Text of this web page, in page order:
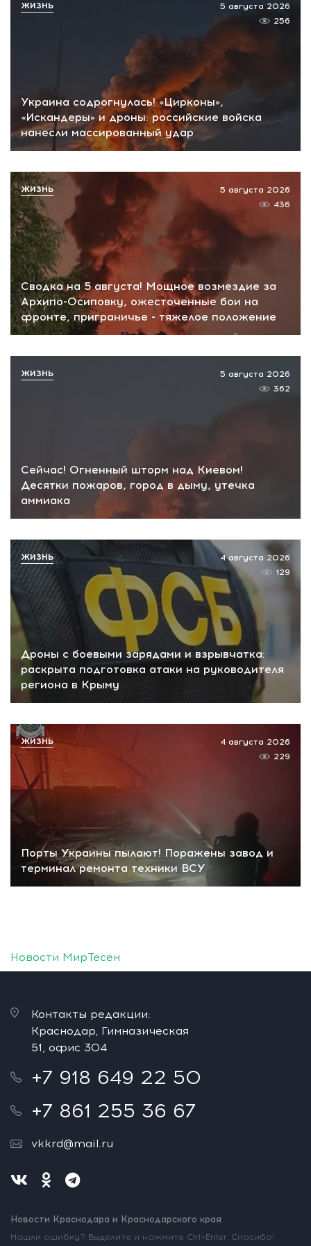
Украина содрогнулась! «Цирконы»,
«Искандеры» и дроны: российские войска
нанесли массированный удар
5 августа 2026
256
ЖИЗНЬ
Сводка на 5 августа! Мощное возмездие за
Архипо-Осиповку, ожесточенные бои на
фронте, приграничье - тяжелое положение
5 августа 2026
436
ЖИЗНЬ
Сейчас! Огненный шторм над Киевом!
Десятки пожаров, город в дыму, утечка
аммиака
5 августа 2026
362
ЖИЗНЬ
Дроны с боевыми зарядами и взрывчатка:
раскрыта подготовка атаки на руководителя
региона в Крыму
4 августа 2026
129
ЖИЗНЬ
Порты Украины пылают! Поражены завод и
терминал ремонта техники ВСУ
4 августа 2026
229
ЖИЗНЬ
Новости МирТесен
Контакты редакции:
Краснодар, Гимназическая
51, офис 304
+7 918 649 22 50
+7 861 255 36 67
vkkrd@mail.ru
Новости Краснодара и Краснодарского края
Нашли ошибку? Выделите и нажмите Ctrl+Enter. Спасибо!